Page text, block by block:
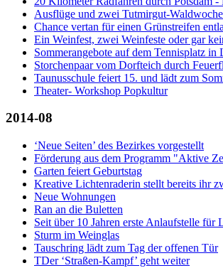
Ausflüge und zwei Tutmirgut-
Chance vertan für einen Grünstreifen
Ein Weinfest, zwei Weinfeste oder gar
Sommerangebote auf dem Tennisplatz in
Storchenpaar vom Dorfteich durch
Taunusschule feiert 15. und lädt zum
Theater- Workshop Popkultur
2014-08
‘Neue Seiten’ des Bezirkes vorgestellt
Förderung aus dem Programm "Aktive
Garten feiert Geburtstag
Kreative Lichtenraderin stellt bereits ihr
Neue Wohnungen
Ran an die Buletten
Seit über 10 Jahren erste Anlaufstelle für
Sturm im Weinglas
Tauschring lädt zum Tag der offenen Tür
TDer ‘Straßen-Kampf’ geht weiter